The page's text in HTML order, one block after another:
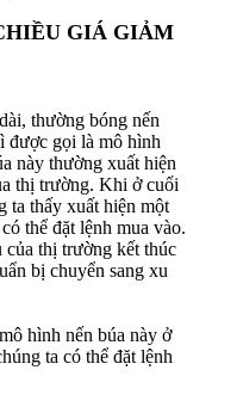
GIÁ GIẢM
thường bóng nến
được gọi là mô hình
này thường xuất hiện
thị trường. Khi ở cuối
ta thấy xuất hiện một
thể đặt lệnh mua vào.
của thị trường kết thúc
bị chuyển sang xu
hình nến búa này ở
ta có thể đặt lệnh